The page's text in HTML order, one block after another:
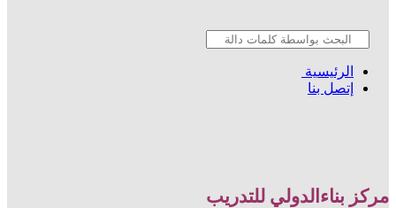
الرئيسية
إتصل بنا
مركز بناءالدولي للتدريب